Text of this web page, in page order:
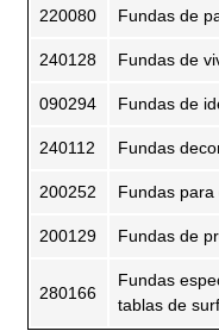
220080 Fundas de
240128 Fundas de
090294 Fundas de
240112 Fundas
200252 Fundas
200129 Fundas de
280166
Fundas
tablas de